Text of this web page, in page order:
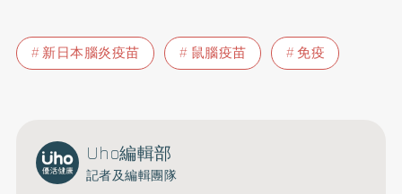
新日本腦炎疫苗 鼠腦疫苗 免疫
Uho編輯部
記者及編輯團隊